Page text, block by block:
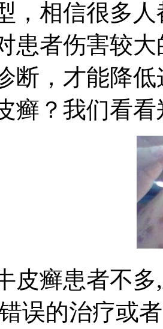
，相信很多
患者伤害较
断，才能降
癣？我们看
皮癣患者不
误的治疗或